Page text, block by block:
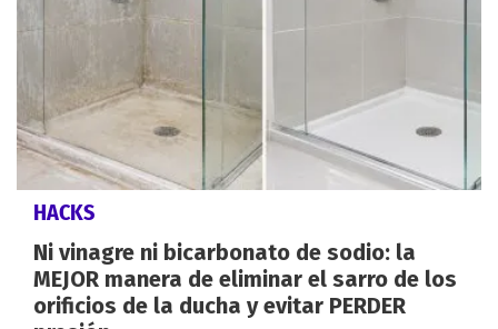
HACKS
Ni vinagre ni bicarbonato de sodio: la
MEJOR manera de eliminar el sarro de los
orificios de la ducha y evitar PERDER